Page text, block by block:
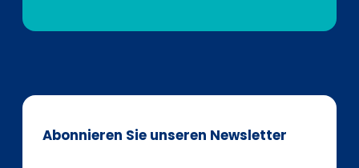
Abonnieren Sie unseren Newsletter